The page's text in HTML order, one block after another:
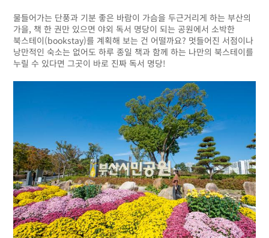
물들어가는 단풍과 기분 좋은 바람이 가슴을 두근거리게 하는 부산의
가을, 책 한 권만 있으면 야외 독서 명당이 되는 공원에서 소박한
북스테이(bookstay)를 계획해 보는 건 어떨까요? 멋들어진 서점이나
낭만적인 숙소는 없어도 하루 종일 책과 함께 하는 나만의 북스테이를
누릴 수 있다면 그곳이 바로 진짜 독서 명당!